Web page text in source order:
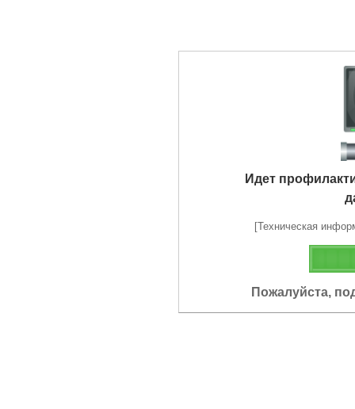
Идет
[Техническая
Пожалуйста,